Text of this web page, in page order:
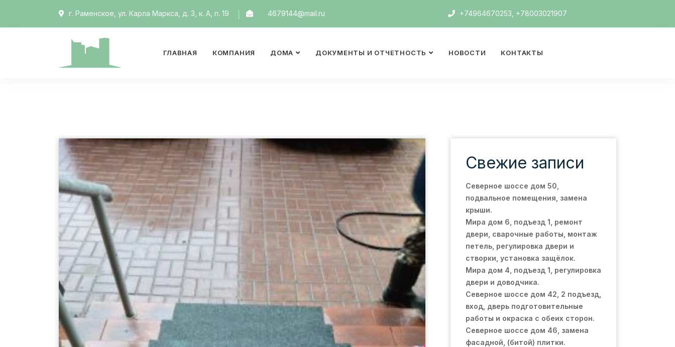
г. Раменское, ул. Карла Маркса, д. 3, к. А, п. 19 4679144@mail.ru +74964670253, +78003021907
ГЛАВНАЯ КОМПАНИЯ ДОМА ДОКУМЕНТЫ И ОТЧЕТНОСТЬ НОВОСТИ КОНТАКТЫ
Свежие записи
Северное шоссе дом 50,
подвальное помещения, замена
крыши.
Мира дом 6, подъезд 1, ремонт
двери, сварочные работы, монтаж
петель, регулировка двери и
створки, установка защёлок.
Мира дом 4, подъезд 1, регулировка
двери и доводчика.
Северное шоссе дом 42, 2 подъезд,
вход, дверь подготовительные
работы и окраска с обеих сторон.
Северное шоссе дом 46, замена
фасадной, (битой) плитки.